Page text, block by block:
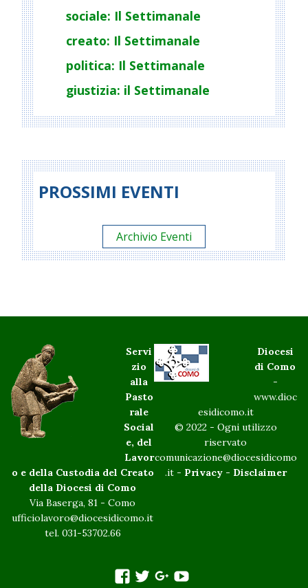
sociale: Il Settimanale
creato: Il Settimanale
politica: Il Settimanale
giustizia: il Settimanale
PROSSIMI EVENTI
Archivio Eventi
Servi
zio
alla
Pasto
rale
Social
e, del
Lavor
o e della Custodia del Creato
della Diocesi di Como
Via Baserga, 81 - Como
ufficiolavoro@diocesidicomo.it
tel. 031-53702.66
Diocesi
di Como
-
www.dioc
esidicomo.it
© 2022 - Ogni utilizzo
riservato
comunicazione@diocesidicomo
.it - Privacy- Disclaimer
facebook
twittergoogleplus
You